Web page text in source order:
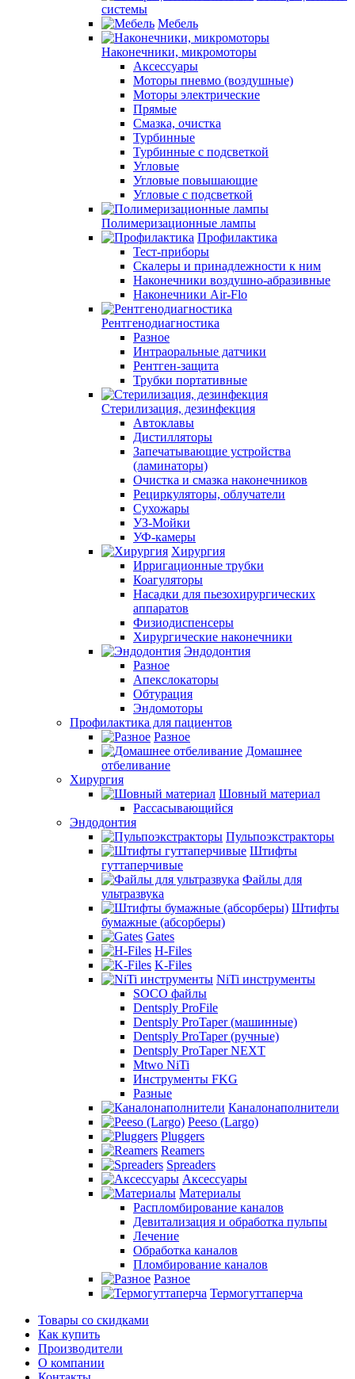
системы
Мебель
Наконечники, микромоторы
Аксессуары
Моторы пневмо (воздушные)
Моторы электрические
Прямые
Смазка, очистка
Турбинные
Турбинные с подсветкой
Угловые
Угловые повышающие
Угловые с подсветкой
Полимеризационные лампы
Профилактика
Тест-приборы
Скалеры и принадлежности к ним
Наконечники воздушно-абразивные
Наконечники Air-Flo
Рентгенодиагностика
Разное
Интраоральные датчики
Рентген-защита
Трубки портативные
Стерилизация, дезинфекция
Автоклавы
Дистилляторы
Запечатывающие устройства
(ламинаторы)
Очистка и смазка наконечников
Рециркуляторы, облучатели
Сухожары
УЗ-Мойки
УФ-камеры
Хирургия
Ирригационные трубки
Коагуляторы
Насадки для пьезохирургических
аппаратов
Физиодиспенсеры
Хирургические наконечники
Эндодонтия
Разное
Апекслокаторы
Обтурация
Эндомоторы
Профилактика для пациентов
Разное
Домашнее
отбеливание
Хирургия
Шовный материал
Рассасывающийся
Эндодонтия
Пульпоэкстракторы
Штифты
гуттаперчивые
Файлы для
ультразвука
Штифты
бумажные (абсорберы)
Gates
H-Files
K-Files
NiTi инструменты
SOCO файлы
Dentsply ProFile
Dentsply ProTaper (машинные)
Dentsply ProTaper (ручные)
Dentsply ProTaper NEXT
Mtwo NiTi
Инструменты FKG
Разные
Каналонаполнители
Peeso (Largo)
Pluggers
Reamers
Spreaders
Аксессуары
Материалы
Распломбирование каналов
Девитализация и обработка пульпы
Лечение
Обработка каналов
Пломбирование каналов
Разное
Термогуттаперча
Товары со скидками
Как купить
Производители
О компании